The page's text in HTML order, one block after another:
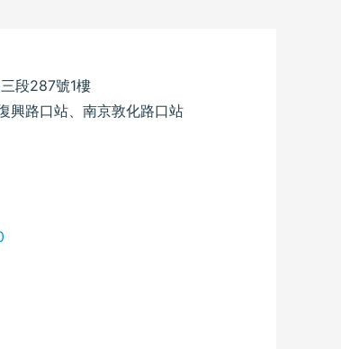
段287號1樓
興路口站、南京敦化路口站